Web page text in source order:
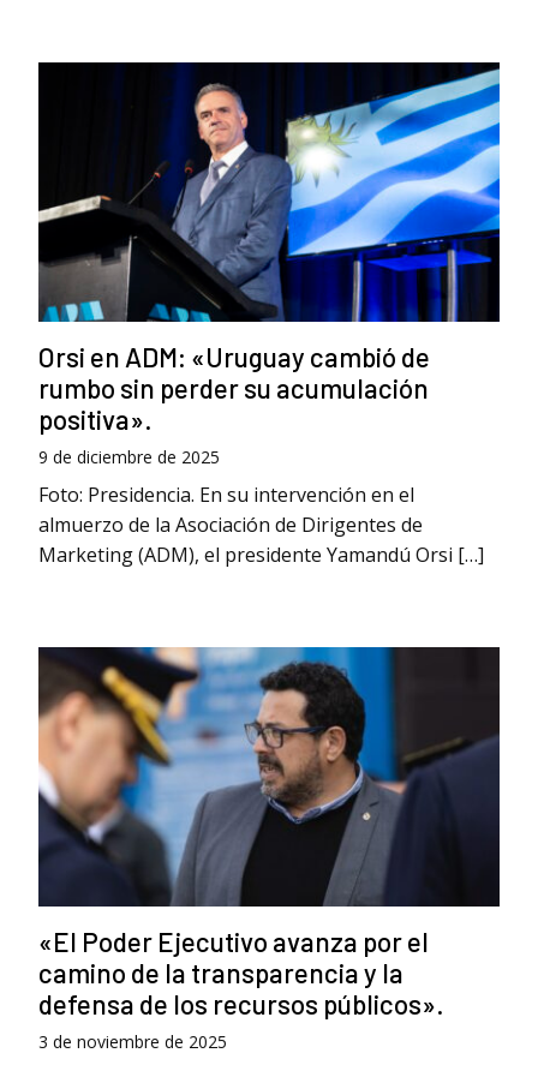
Orsi en ADM: «Uruguay cambió de
rumbo sin perder su acumulación
positiva».
9 de diciembre de 2025
Foto: Presidencia. En su intervención en el
almuerzo de la Asociación de Dirigentes de
Marketing (ADM), el presidente Yamandú Orsi […]
«El Poder Ejecutivo avanza por el
camino de la transparencia y la
defensa de los recursos públicos».
3 de noviembre de 2025